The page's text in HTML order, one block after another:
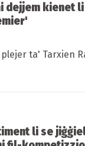
dejjem kienet
plejer ta' Tarxien
li se